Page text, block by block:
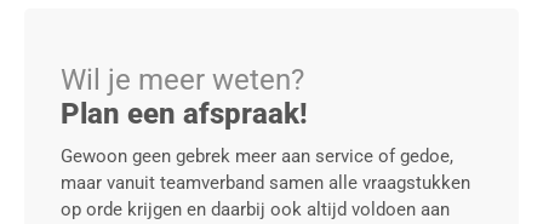
Wil je meer weten?
Plan een afspraak!
Gewoon geen gebrek meer aan service of gedoe,
maar vanuit teamverband samen alle vraagstukken
op orde krijgen en daarbij ook altijd voldoen aan